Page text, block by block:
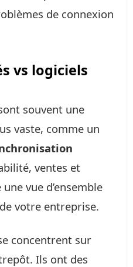
de connexion
vs logiciels
souvent une
vaste, comme un
ventes et
vue d’ensemble
votre entreprise.
concentrent sur
Ils ont des